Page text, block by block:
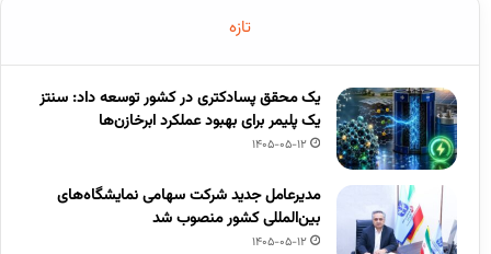
تازه
یک محقق پسادکتری در کشور توسعه داد: سنتز
یک پلیمر برای بهبود عملکرد ابرخازن‌ها
1405-05-12
مدیرعامل جدید شرکت سهامی نمایشگاه‌های
بین‌المللی کشور منصوب شد
1405-05-12